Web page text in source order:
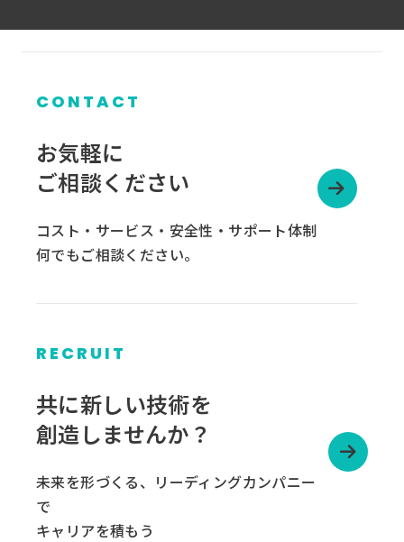
CONTACT
お気軽に
ご相談ください
コスト・サービス・安全性・サポート体制
何でもご相談ください。
RECRUIT
共に新しい技術を
創造しませんか？
未来を形づくる、リーディングカンパニー
で
キャリアを積もう
ル
ー
プ
ン
ク